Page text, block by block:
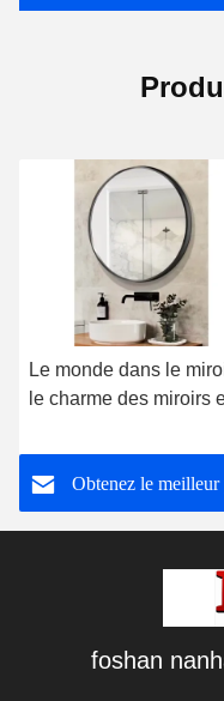
Le monde dans le
le charme des miroirs
Obtenez le
foshan